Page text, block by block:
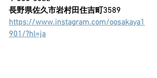
長野県佐久市岩村田住吉町3589
https://www.instagram.com/oosakaya1
901/?hl=ja